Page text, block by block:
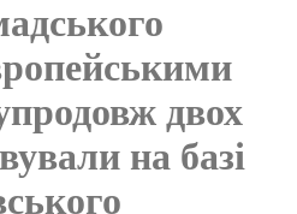
двох
на базі